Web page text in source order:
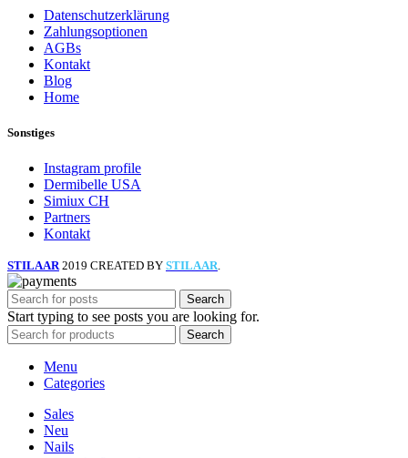
Datenschutzerklärung
Zahlungsoptionen
AGBs
Kontakt
Blog
Home
Sonstiges
Instagram profile
Dermibelle USA
Simiux CH
Partners
Kontakt
STILAAR 2019 CREATED BY STILAAR.
Search
Start typing to see posts you are looking for.
Search
Menu
Categories
Sales
Neu
Nails